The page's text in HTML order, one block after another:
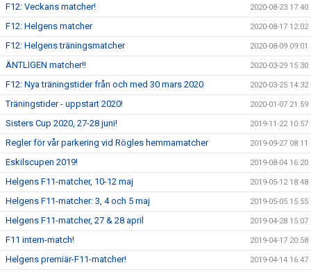
F12: Veckans matcher! 2020-08-23 17:40
F12: Helgens matcher 2020-08-17 12:02
F12: Helgens träningsmatcher 2020-08-09 09:01
ÄNTLIGEN matcher!! 2020-03-29 15:30
F12: Nya träningstider från och med 30 mars 2020 2020-03-25 14:32
Träningstider - uppstart 2020! 2020-01-07 21:59
Sisters Cup 2020, 27-28 juni! 2019-11-22 10:57
Regler för vår parkering vid Rögles hemmamatcher 2019-09-27 08:11
Eskilscupen 2019! 2019-08-04 16:20
Helgens F11-matcher, 10-12 maj 2019-05-12 18:48
Helgens F11-matcher: 3, 4 och 5 maj 2019-05-05 15:55
Helgens F11-matcher, 27 & 28 april 2019-04-28 15:07
F11 intern-match! 2019-04-17 20:58
Helgens premiär-F11-matcher! 2019-04-14 16:47